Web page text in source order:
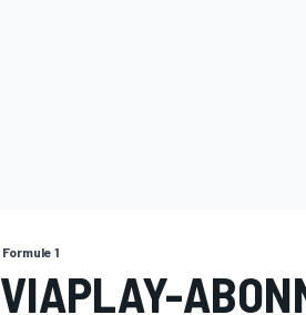
Formule 1
VIAPLAY-